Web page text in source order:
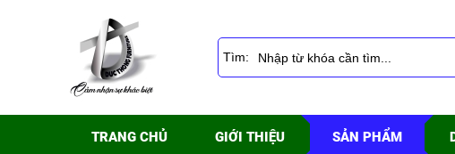
Tìm:
TRANG CHỦ GIỚI THIỆU SẢN PHẨM